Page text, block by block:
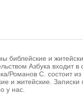
и
Азбука входит
Романов С. состоит
и житейские.
у нас.